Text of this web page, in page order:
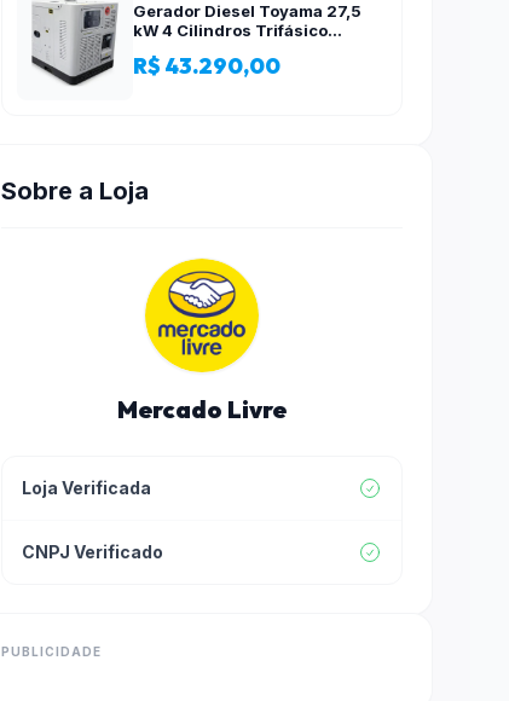
Gerador Diesel Toyama 27,5
kW 4 Cilindros Trifásico
R$ 43.290,00
Sobre a Loja
Mercado Livre
Loja Verificada
CNPJ Verificado
PUBLICIDADE